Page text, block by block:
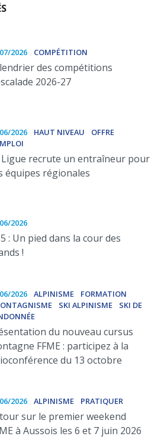
2026 COMPÉTITION
des compétitions
2026-27
2026 HAUT NIVEAU
OFFRE
Ligue recrute un entraîneur pour
équipes régionales
2026
: Un pied dans la cour des
!
2026 ALPINISME
FORMATION
SKI ALPINISME
SKI DE
du nouveau cursus
FFME : participez à la
du 13 octobre
2026 ALPINISME PRATIQUER
sur le premier weekend
à Aussois les 6 et 7 juin 2026